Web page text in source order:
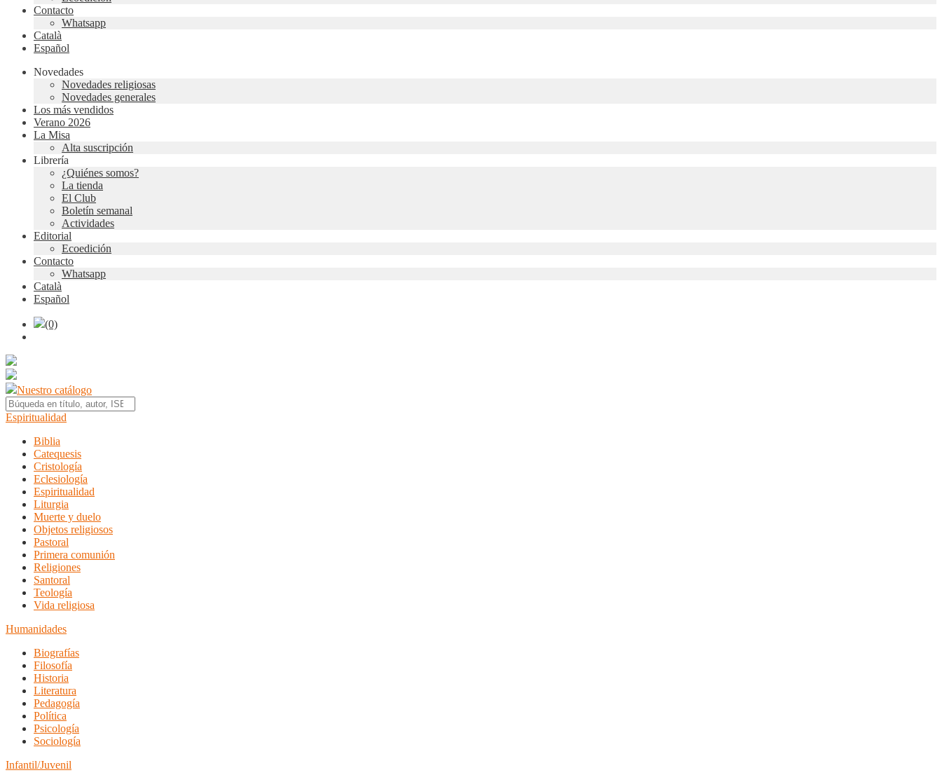
Contacto
Whatsapp
Català
Español
Novedades
Novedades religiosas
Novedades generales
Los más vendidos
Verano 2026
La Misa
Alta suscripción
Librería
¿Quiénes somos?
La tienda
El Club
Boletín semanal
Actividades
Editorial
Ecoedición
Contacto
Whatsapp
Català
Español
(0)
Nuestro catálogo
Espiritualidad
Biblia
Catequesis
Cristología
Eclesiología
Espiritualidad
Liturgia
Muerte y duelo
Objetos religiosos
Pastoral
Primera comunión
Religiones
Santoral
Teología
Vida religiosa
Humanidades
Biografías
Filosofía
Historia
Literatura
Pedagogía
Política
Psicología
Sociología
Infantil/Juvenil